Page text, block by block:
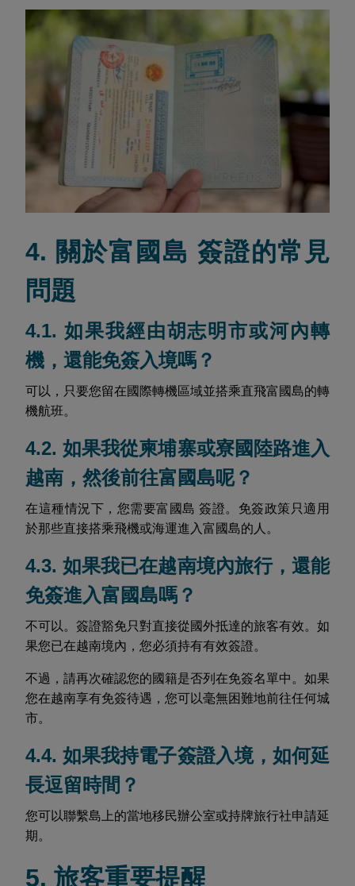
4. 關於富國島 簽證的常見
問題
4.1. 如果我經由胡志明市或河內轉
機，還能免簽入境嗎？
可以，只要您留在國際轉機區域並搭乘直飛富國島的轉
機航班。
4.2. 如果我從柬埔寨或寮國陸路進入
越南，然後前往富國島呢？
在這種情況下，您需要富國島 簽證。免簽政策只適用
於那些直接搭乘飛機或海運進入富國島的人。
4.3. 如果我已在越南境內旅行，還能
免簽進入富國島嗎？
不可以。簽證豁免只對直接從國外抵達的旅客有效。如
果您已在越南境內，您必須持有有效簽證。
不過，請再次確認您的國籍是否列在免簽名單中。如果
您在越南享有免簽待遇，您可以毫無困難地前往任何城
市。
4.4. 如果我持電子簽證入境，如何延
長逗留時間？
您可以聯繫島上的當地移民辦公室或持牌旅行社申請延
期。
5. 旅客重要提醒